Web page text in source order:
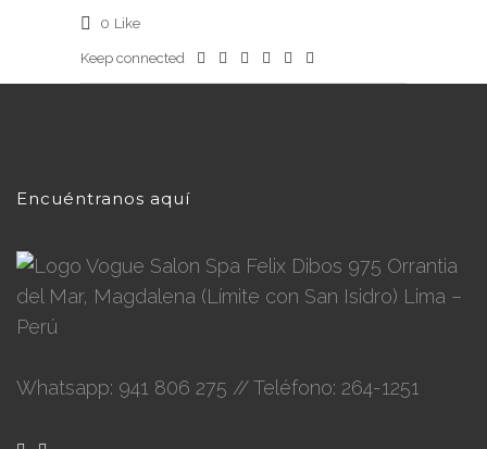
0 Like
Keep connected
Encuéntranos aquí
Felix Dibos 975 Orrantia
del Mar, Magdalena (Límite con San Isidro) Lima –
Perú
Whatsapp: 941 806 275 // Teléfono: 264-1251